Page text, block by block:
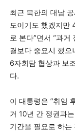
최근 북한의 대남
도이기도 했겠지만
로 본다”면서 “과
결보다 중요시 했
6자회담 협상과 보
다.
이 대통령은 “취임
거 10년 간 정권과
기간을 필요로 하는